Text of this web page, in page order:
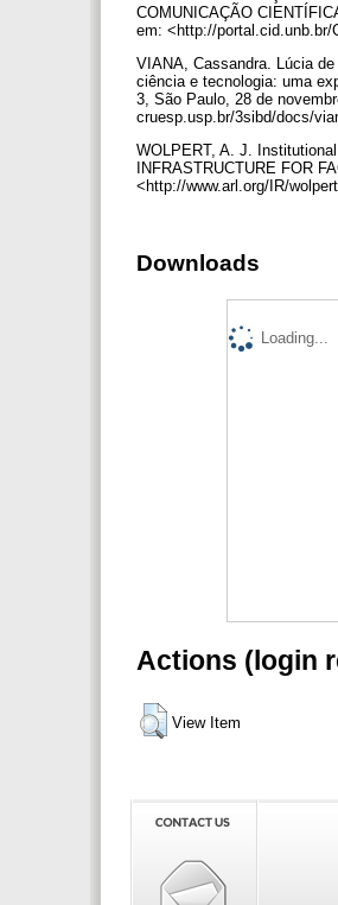
COMUNICAÇÃO
em: <http://
VIANA, Cassandra. Lúcia
ciência e tecnologia: uma
3, São Paulo, 28 de
cruesp.usp.br/3sibd/docs/
WOLPERT, A. J.
INFRASTRUCTURE FOR
<http://www.arl.org/IR/
Downloads
Loading...
Actions (login
View Item